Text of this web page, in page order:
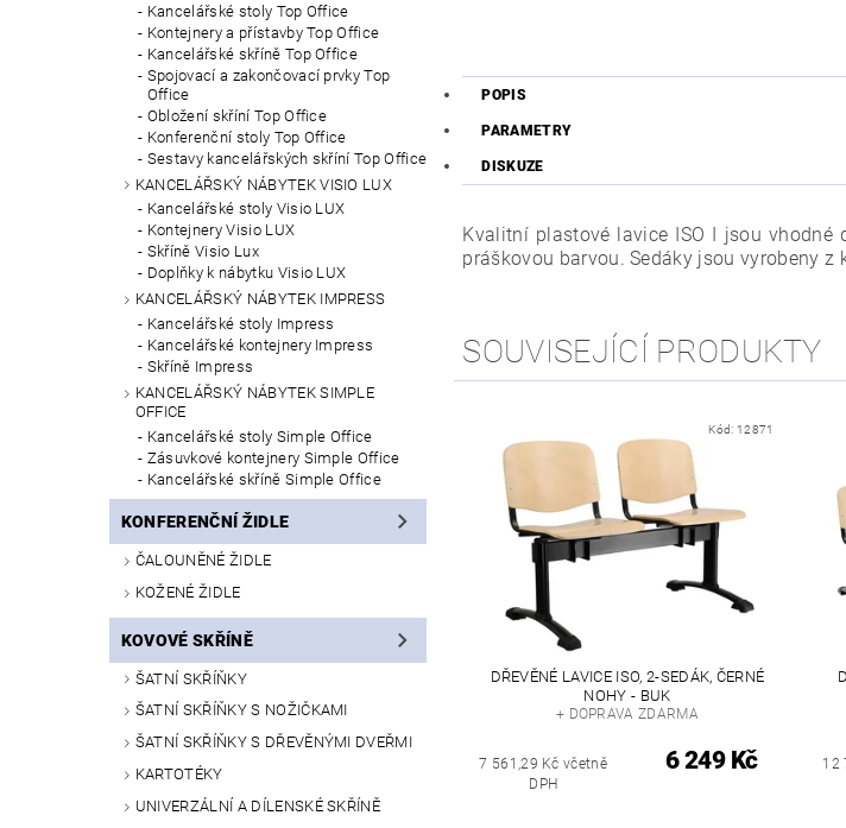
Kancelářské stoly Top Office
Kontejnery a přístavby Top Office
Kancelářské skříně Top Office
Spojovací a zakončovací prvky Top
Office
Obložení skříní Top Office
Konferenční stoly Top Office
Sestavy kancelářských skříní Top Office
KANCELÁŘSKÝ NÁBYTEK VISIO LUX
Kancelářské stoly Visio LUX
Kontejnery Visio LUX
Skříně Visio Lux
Doplňky k nábytku Visio LUX
KANCELÁŘSKÝ NÁBYTEK IMPRESS
Kancelářské stoly Impress
Kancelářské kontejnery Impress
Skříně Impress
KANCELÁŘSKÝ NÁBYTEK SIMPLE
OFFICE
Kancelářské stoly Simple Office
Zásuvkové kontejnery Simple Office
Kancelářské skříně Simple Office
KONFERENČNÍ ŽIDLE
ČALOUNĚNÉ ŽIDLE
KOŽENÉ ŽIDLE
KOVOVÉ SKŘÍNĚ
ŠATNÍ SKŘÍŇKY
ŠATNÍ SKŘÍŇKY S NOŽIČKAMI
ŠATNÍ SKŘÍŇKY S DŘEVĚNÝMI DVEŘMI
KARTOTÉKY
UNIVERZÁLNÍ A DÍLENSKÉ SKŘÍNĚ
POPIS
PARAMETRY
DISKUZE
Kvalitní plastové lavice ISO I jsou vhodné
práškovou barvou. Sedáky jsou vyrobeny
SOUVISEJÍCÍ PRODUKTY
Kód: 12871
DŘEVĚNÉ LAVICE ISO, 2-SEDÁK, ČERNÉ
NOHY - BUK
+ DOPRAVA ZDARMA
7 561,29 Kč včetně
DPH
6 249 Kč
12